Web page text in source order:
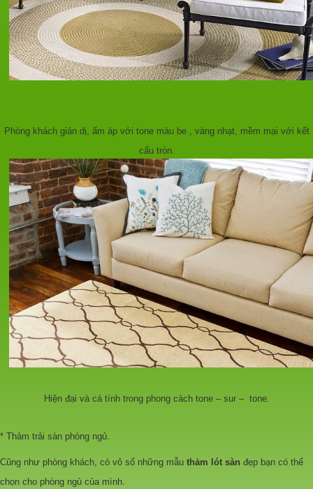
Phòng khách giản dị, ấm áp với tone màu be , vàng nhạt, mềm mại với kết
cấu tròn.
Hiện đại và cá tính trong phong cách tone – sur – tone.
* Thảm trải sàn phòng ngủ.
Cũng như phòng khách, có vô số những mẫu thảm lót sàn đẹp bạn có thể
chọn cho phòng ngủ của mình.